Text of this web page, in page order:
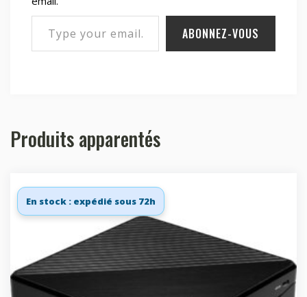
Type your email…
ABONNEZ-VOUS
Produits apparentés
En stock : expédié sous 72h